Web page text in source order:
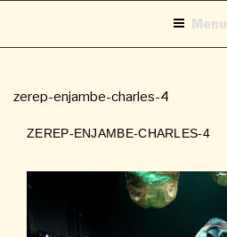
contenu
Menu
zerep-enjambe-charles-4
ZEREP-ENJAMBE-CHARLES-4